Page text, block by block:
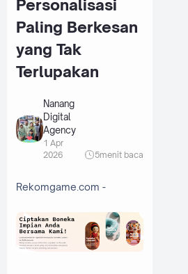
Personalisasi
Paling Berkesan
yang Tak
Terlupakan
Nanang
Digital
Agency
1 Apr
2026
5menit baca
Rekomgame.com -